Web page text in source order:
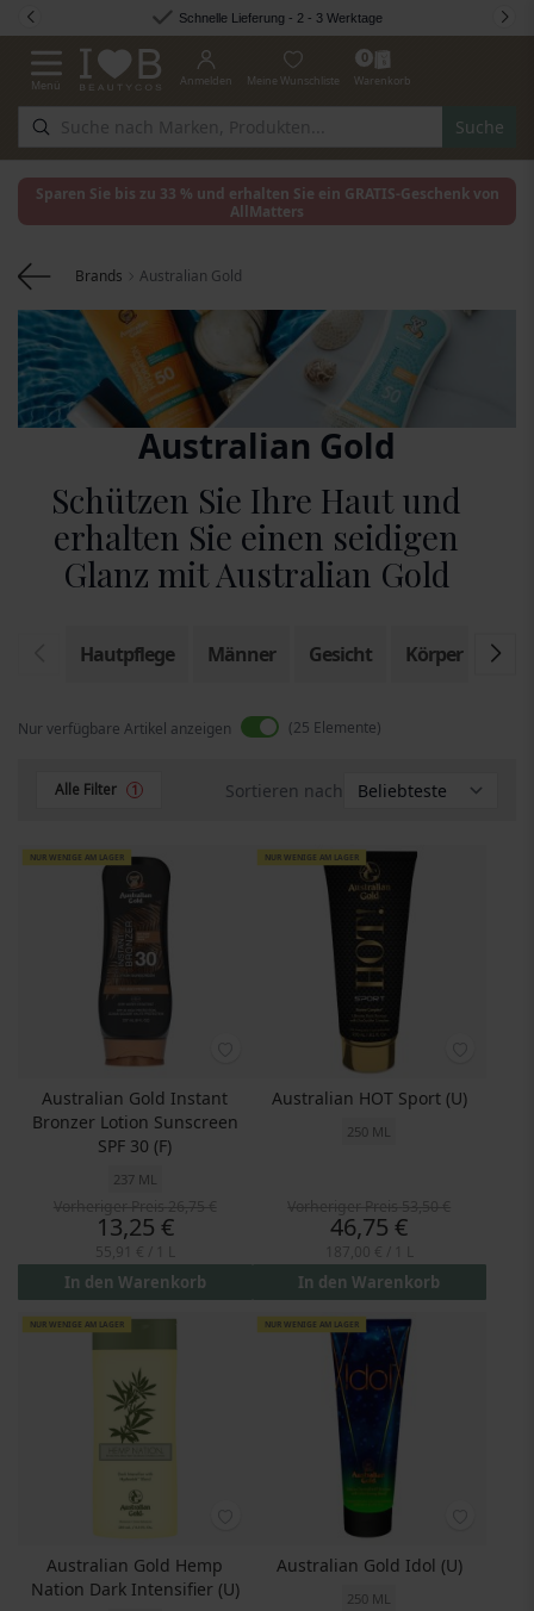
Zum Inhalt springen Schnelle Lieferung - 2 - 3 Werktage
Navigation umschalten
Menü
Suche
Anmelden Meine Wunschliste
0
Warenkorb
Sparen Sie bis zu 33 % und erhalten Sie ein GRATIS-Geschenk von
AllMatters
Brands Australian Gold
Australian Gold
Schützen Sie Ihre Haut und
erhalten Sie einen seidigen
Glanz mit Australian Gold
Hautpflege Männer Gesicht Körper
Nur verfügbare Artikel anzeigen 25 Elemente
Alle Filter 1 Sortieren nach
NUR WENIGE AM LAGER
Australian Gold Instant
Bronzer Lotion Sunscreen
SPF 30 (F)
237 ML
Preis
13,25 €
In den Warenkorb
NUR WENIGE AM LAGER
Australian HOT Sport (U)
250 ML
Preis
46,75 €
In den Warenkorb
NUR WENIGE AM LAGER
Australian Gold Hemp
Nation Dark Intensifier (U)
NUR WENIGE AM LAGER
Australian Gold Idol (U)
250 ML